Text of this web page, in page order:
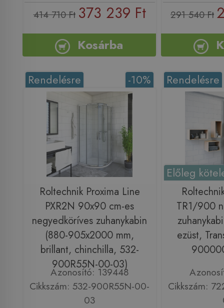
414 710 Ft 373 239 Ft
Kosárba
291 540 Ft
-10%
Rendelésre
Roltechnik Proxima Line
PXR2N 90x90 cm-es
negyedköríves zuhanykabin
(880-905x2000 mm,
brillant, chinchilla, 532-
900R55N-00-03)
Azonosító: 139448
Cikkszám: 532-900R55N-00-
03
Rendelésre
Előleg
TR1/900
ezüst,
Cikkszám: